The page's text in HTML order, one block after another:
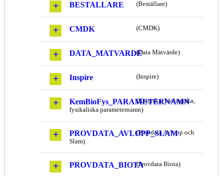
BESTALLARE (Beställare)
CMDK (CMDK)
DATA_MATVARDE(Data Mätvärde)
Inspire (Inspire)
KemBioFys_PARAMETERNAMN
(Kemiska, biologiska,
fysikaliska parameternamn)
PROVDATA_AVLOPP_SLAM
(Provdata Avlopp och
Slam)
PROVDATA_BIOTA(Provdata Biota)